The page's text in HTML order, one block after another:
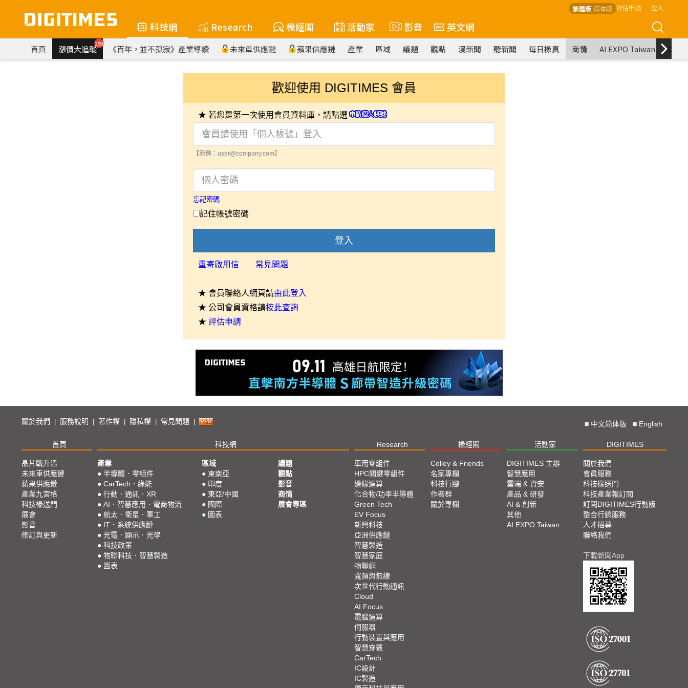
繁體版 简体版 評估申請 登入
科技網 Research 椽經閣 活動家 影音 英文網
首頁 漲價大追蹤259 《百年，並不孤寂》產業導讀 未來車供應鏈 蘋果供應鏈 產業 區域 議題 觀點 漫新聞 聽新聞 每日椽真 商情 AI EXPO Taiwan
歡迎使用 DIGITIMES 會員
★ 若您是第一次使用會員資料庫，請點選
【範例：user@company.com】
忘記密碼
記住帳號密碼
登入
重寄啟用信 常見問題
★ 會員聯絡人網頁請由此登入
★ 公司會員資格請按此查詢
★ 評估申請
關於我們 服務說明 著作權 隱私權 常見問題 ■ 中文简体版 ■ English
首頁 科技網 Research 椽經閣 活動家 DIGITIMES
晶片戰升溫
未來車供應鏈
蘋果供應鏈
產業九宮格
科技椽送門
展會
影音
修訂與更新
產業
● 半導體．零組件
● CarTech．綠能
● 行動．通訊．XR
● AI．智慧應用．電商物流
● 航太．衛星．軍工
● IT．系統供應鏈
● 光電．顯示．光學
● 科技政策
● 物聯科技．智慧製造
● 圖表
區域
● 東南亞
● 印度
● 東亞/中國
● 國際
● 圖表
議題
觀點
影音
商情
展會專區
車用零組件
HPC關鍵零組件
邊緣運算
化合物/功率半導體
Green Tech
EV Focus
新興科技
亞洲供應鏈
智慧製造
智慧家庭
物聯網
寬頻與無線
次世代行動通訊
Cloud
AI Focus
電腦運算
伺服器
行動裝置與應用
智慧穿戴
CarTech
IC設計
IC製造
Colley & Friends
名家專欄
科技行腳
作者群
關於專欄
DIGITIMES 主辦
智慧應用
雲端 & 資安
產品 & 研發
AI & 創新
其他
AI EXPO Taiwan
關於我們
會員服務
科技椽送門
科技產業報訂閱
訂閱DIGITIMES行動版
整合行銷服務
人才招募
聯絡我們
下載新聞App